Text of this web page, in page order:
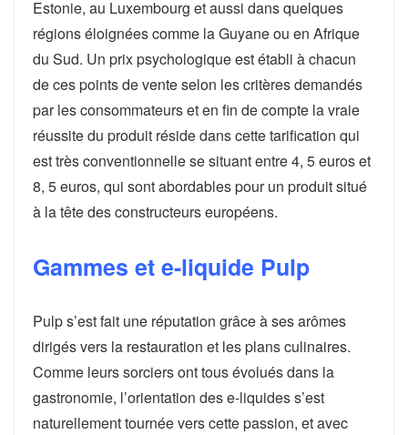
Estonie, au Luxembourg et aussi dans quelques
régions éloignées comme la Guyane ou en Afrique
du Sud. Un prix psychologique est établi à chacun
de ces points de vente selon les critères demandés
par les consommateurs et en fin de compte la vraie
réussite du produit réside dans cette tarification qui
est très conventionnelle se situant entre 4, 5 euros et
8, 5 euros, qui sont abordables pour un produit situé
à la tête des constructeurs européens.
Gammes et e-liquide Pulp
Pulp s’est fait une réputation grâce à ses arômes
dirigés vers la restauration et les plans culinaires.
Comme leurs sorciers ont tous évolués dans la
gastronomie, l’orientation des e-liquides s’est
naturellement tournée vers cette passion, et avec